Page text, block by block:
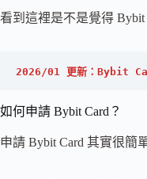
看到這裡是不是覺得
2026/01 更新：Bybit
如何申請 Bybit Card？
申請 Bybit Card 其實很簡